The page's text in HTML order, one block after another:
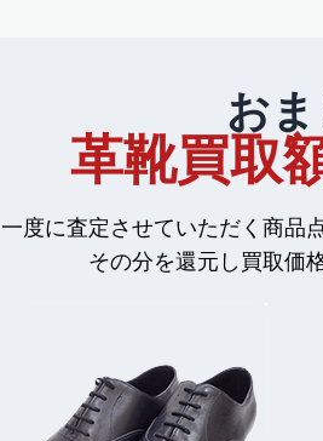
お
革靴買取
一度に査定させていただく商品
その分を還元し買取価